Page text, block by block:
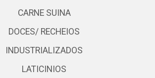
CARNE SUINA
DOCES/ RECHEIOS
INDUSTRIALIZADOS
LATICINIOS